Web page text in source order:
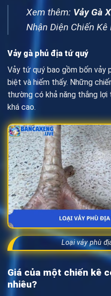
Xem thêm: Vảy Gà
Nhận Diện Chiến Kê
Vảy gà phủ địa tứ quý
Vảy tứ quý bao gồm bốn vảy
biệt và hiếm thấy. Những
thường có khả năng thắng
khá cao.
Loại vảy phù
Giá của một chiến kê
nhiêu?